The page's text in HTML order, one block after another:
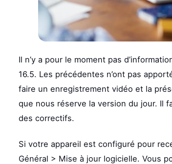
Il n’y a pour le moment pas
16.5. Les précédentes n’ont pas
faire un enregistrement vidéo et la
que nous réserve la version du jour. Il
des correctifs.
Si votre appareil est configuré pour
Général > Mise à jour logicielle. Vous